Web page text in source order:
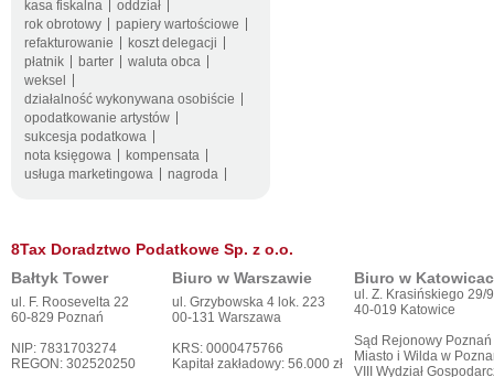
kasa fiskalna
oddział
rok obrotowy
papiery wartościowe
refakturowanie
koszt delegacji
płatnik
barter
waluta obca
weksel
działalność wykonywana osobiście
opodatkowanie artystów
sukcesja podatkowa
nota księgowa
kompensata
usługa marketingowa
nagroda
8Tax Doradztwo Podatkowe Sp. z o.o.
Bałtyk Tower
Biuro w Warszawie Biuro w
ul. F. Roosevelta 22
60-829 Poznań
NIP: 7831703274
REGON: 302520250
ul. Grzybowska 4 lok. 223
00-131 Warszawa
KRS: 0000475766
Kapitał zakładowy: 56.000 zł
ul. Z. Krasińskiego 29/9
40-019 Katowice
Sąd Rejonowy
Miasto i Wilda w
VIII Wydział